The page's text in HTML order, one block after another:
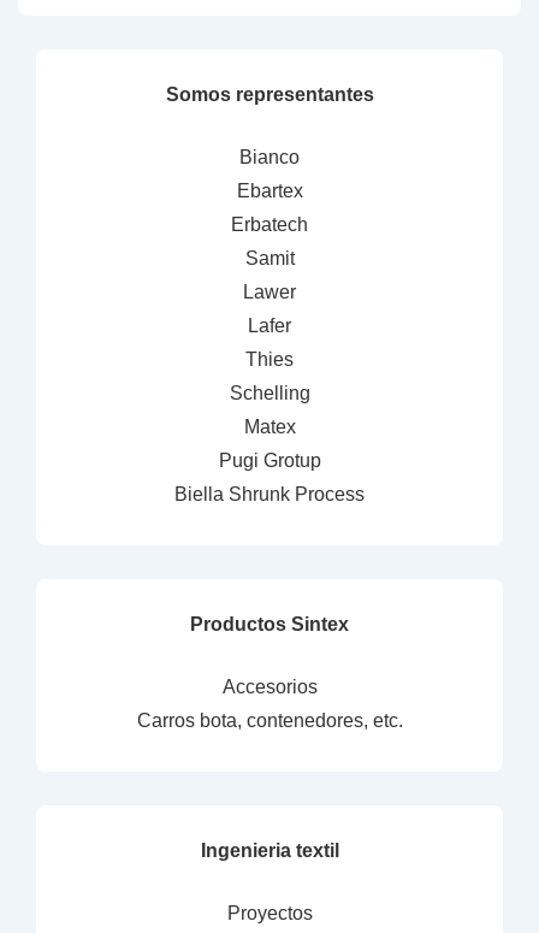
Somos representantes
Bianco
Ebartex
Erbatech
Samit
Lawer
Lafer
Thies
Schelling
Matex
Pugi Grotup
Biella Shrunk Process
Productos Sintex
Accesorios
Carros bota, contenedores, etc.
Ingenieria textil
Proyectos